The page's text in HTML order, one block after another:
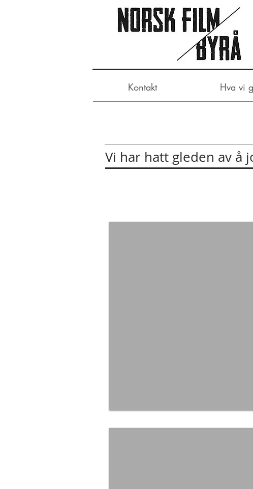
Vi har hatt gleden av å
Kontakt Hva vi